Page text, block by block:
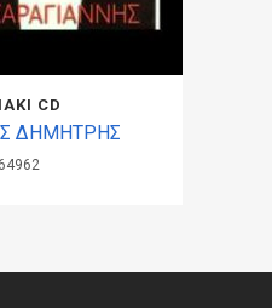
CD
ΔΗΜΗΤΡΗΣ